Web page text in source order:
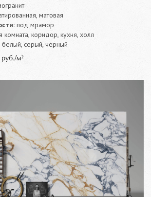
матовая
под мрамор
комната, коридор, кухня, холл
серый, черный
руб./м²